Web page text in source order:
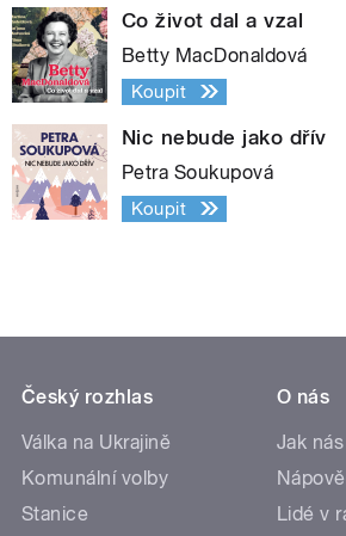
Co život dal a vzal
Betty MacDonaldová
Koupit
Nic nebude jako dřív
Petra Soukupová
Koupit
Český rozhlas
Válka na Ukrajině
Komunální volby
Stanice
O nás
Jak
Lidé v